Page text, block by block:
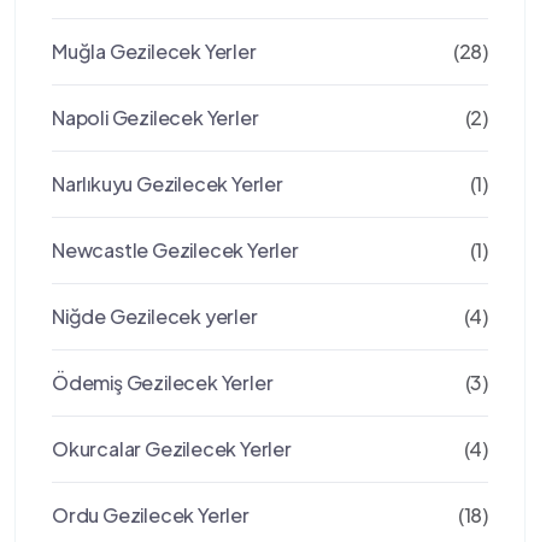
Muğla Gezilecek Yerler (28)
Napoli Gezilecek Yerler (2)
Narlıkuyu Gezilecek Yerler (1)
Newcastle Gezilecek Yerler (1)
Niğde Gezilecek yerler (4)
Ödemiş Gezilecek Yerler (3)
Okurcalar Gezilecek Yerler (4)
Ordu Gezilecek Yerler (18)